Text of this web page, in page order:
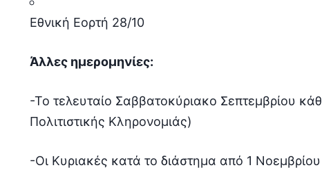
Εθνική Εορτή 28/10
Άλλες ημερομηνίες:
-Το τελευταίο Σαββατοκύριακο Σεπτεμβρίου
Πολιτιστικής Κληρονομιάς)
-Οι Κυριακές κατά το διάστημα από 1